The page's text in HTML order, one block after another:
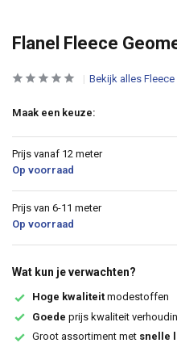
Flanel Fleece
Bekijk alles
Maak een keuze:
Prijs vanaf 12 meter
Op voorraad
Prijs van 6-11 meter
Op voorraad
Wat kun je verwachten?
Hoge kwaliteit modestoffen
Goede prijs kwaliteit
Groot assortiment met snelle